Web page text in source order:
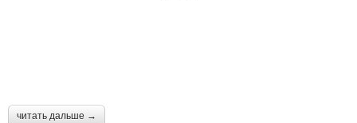
читать дальше →